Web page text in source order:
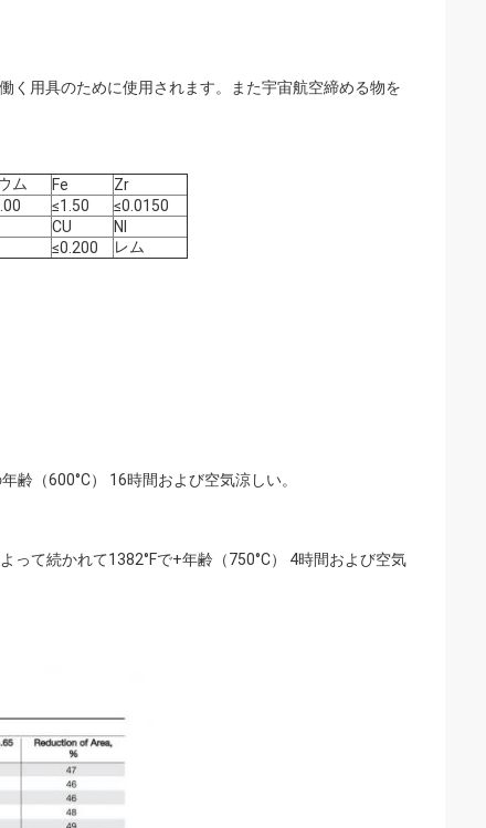
く用具のために使用されます。また宇宙航空締める物を
ム Fe
Zr
≤1.50
≤0.0150
CU
NI
≤0.200 レム
齢（600°C） 16時間および空気涼しい。
って続かれて1382°Fで+年齢（750°C） 4時間および空気